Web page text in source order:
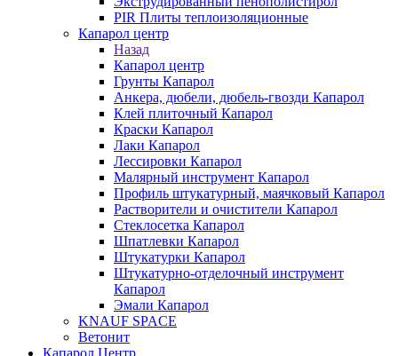
PIR Плиты теплоизоляционные
Капарол центр
Назад
Капарол центр
Грунты Капарол
Анкера, дюбели, дюбель-гвозди Капарол
Клей плиточный Капарол
Краски Капарол
Лаки Капарол
Лессировки Капарол
Малярный инструмент Капарол
Профиль штукатурный, маячковый Капарол
Растворители и очистители Капарол
Cтеклосетка Капарол
Шпатлевки Капарол
Штукатурки Капарол
Штукатурно-отделочный инструмент
Капарол
Эмали Капарол
KNAUF SPACE
Ветонит
Капарол Центр